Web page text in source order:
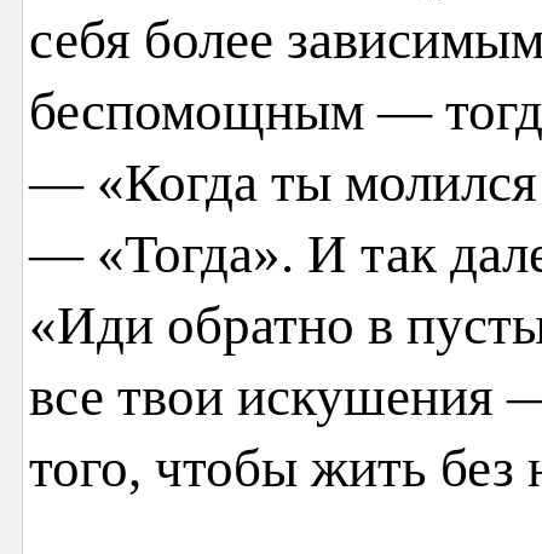
себя более
беспомощным —
— «Когда ты
— «Тогда». И так
«Иди обратно в
все твои искушения
того, чтобы жить без